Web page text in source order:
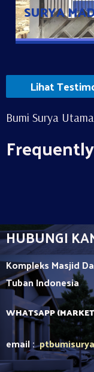
SURYA
Lihat
Bumi Surya Utama
HUBUNGI
Kompleks Masjid
TubanIndonesia
WHATSAPP
email :